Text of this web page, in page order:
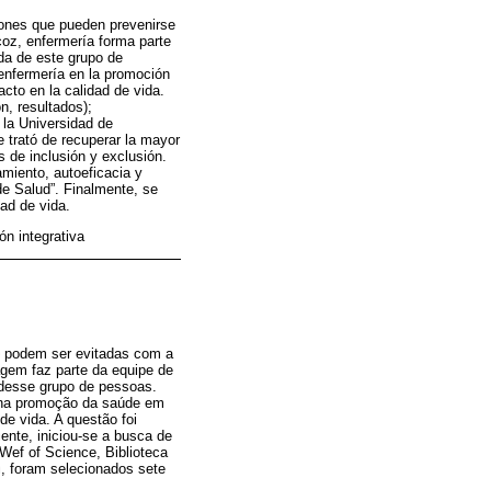
que pueden prevenirse
enfermería forma parte
de este grupo de
en la promoción
en la calidad de vida.
resultados);
Universidad de
de recuperar la mayor
de inclusión y exclusión.
autoeficacia y
Salud”. Finalmente, se
de vida.
integrativa
ser evitadas com a
faz parte da equipe de
grupo de pessoas.
promoção da saúde em
vida. A questão foi
iniciou-se a busca de
of Science, Biblioteca
foram selecionados sete